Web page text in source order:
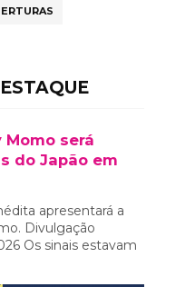
será
do Japão em
apresentará a
Divulgação
Os sinais estavam